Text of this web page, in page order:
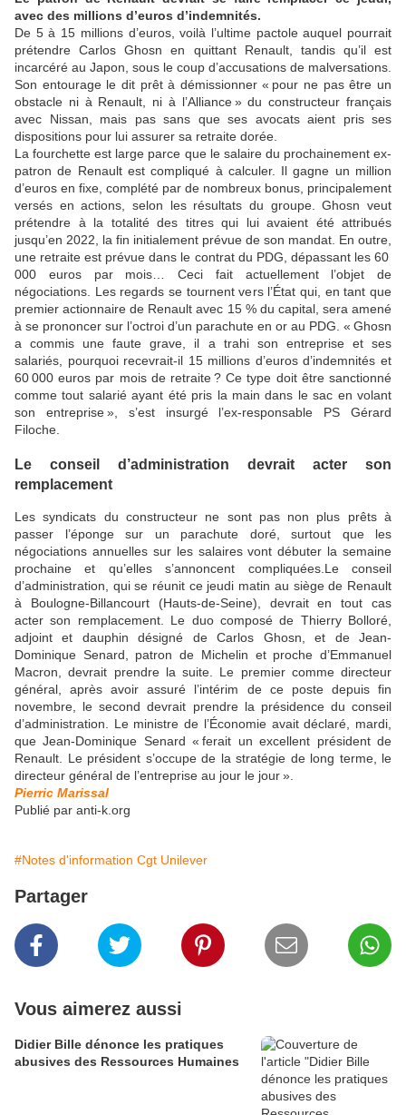
avec des millions d’euros d’indemnités.
De 5 à 15 millions d’euros, voilà l’ultime pactole auquel pourrait
prétendre Carlos Ghosn en quittant Renault, tandis qu’il est
incarcéré au Japon, sous le coup d’accusations de malversations.
Son entourage le dit prêt à démissionner « pour ne pas être un
obstacle ni à Renault, ni à l’Alliance » du constructeur français
avec Nissan, mais pas sans que ses avocats aient pris ses
dispositions pour lui assurer sa retraite dorée.
La fourchette est large parce que le salaire du prochainement ex-
patron de Renault est compliqué à calculer. Il gagne un million
d’euros en fixe, complété par de nombreux bonus, principalement
versés en actions, selon les résultats du groupe. Ghosn veut
prétendre à la totalité des titres qui lui avaient été attribués
jusqu’en 2022, la fin initialement prévue de son mandat. En outre,
une retraite est prévue dans le contrat du PDG, dépassant les 60
000 euros par mois… Ceci fait actuellement l’objet de
négociations. Les regards se tournent vers l’État qui, en tant que
premier actionnaire de Renault avec 15 % du capital, sera amené
à se prononcer sur l’octroi d’un parachute en or au PDG. « Ghosn
a commis une faute grave, il a trahi son entreprise et ses
salariés, pourquoi recevrait-il 15 millions d’euros d’indemnités et
60 000 euros par mois de retraite ? Ce type doit être sanctionné
comme tout salarié ayant été pris la main dans le sac en volant
son entreprise », s’est insurgé l’ex-responsable PS Gérard
Filoche.
Le conseil d’administration devrait acter son
remplacement
Les syndicats du constructeur ne sont pas non plus prêts à
passer l’éponge sur un parachute doré, surtout que les
négociations annuelles sur les salaires vont débuter la semaine
prochaine et qu’elles s’annoncent compliquées.Le conseil
d’administration, qui se réunit ce jeudi matin au siège de Renault
à Boulogne-Billancourt (Hauts-de-Seine), devrait en tout cas
acter son remplacement. Le duo composé de Thierry Bolloré,
adjoint et dauphin désigné de Carlos Ghosn, et de Jean-
Dominique Senard, patron de Michelin et proche d’Emmanuel
Macron, devrait prendre la suite. Le premier comme directeur
général, après avoir assuré l’intérim de ce poste depuis fin
novembre, le second devrait prendre la présidence du conseil
d’administration. Le ministre de l’Économie avait déclaré, mardi,
que Jean-Dominique Senard « ferait un excellent président de
Renault. Le président s’occupe de la stratégie de long terme, le
directeur général de l’entreprise au jour le jour ».
Pierric Marissal
Publié par anti-k.org
#Notes d'information Cgt Unilever
Partager
Vous aimerez aussi
Didier Bille dénonce les pratiques
abusives des Ressources Humaines